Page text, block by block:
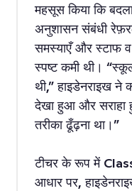
महसूस किया कि
अनुशासन संबंधी
समस्याएँ और स्टाफ व
स्पष्ट कमी थी।
थी,” हाइडेनराइख ने
देखा हुआ और सराहा
तरीका ढूँढ़ना था।”
टीचर के रूप में
आधार पर,